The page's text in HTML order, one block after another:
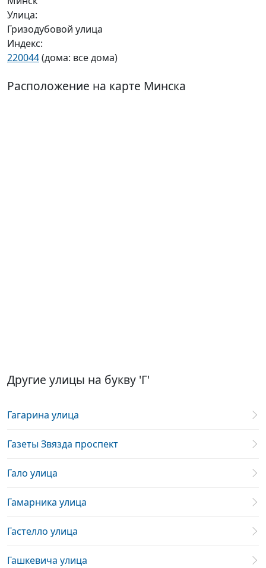
Улица:
Гризодубовой улица
Индекс:
220044(дома: все дома)
Расположение на карте Минска
Другие улицы на букву 'Г'
Гагарина улица
Газеты Звязда проспект
Гало улица
Гамарника улица
Гастелло улица
Гашкевича улица